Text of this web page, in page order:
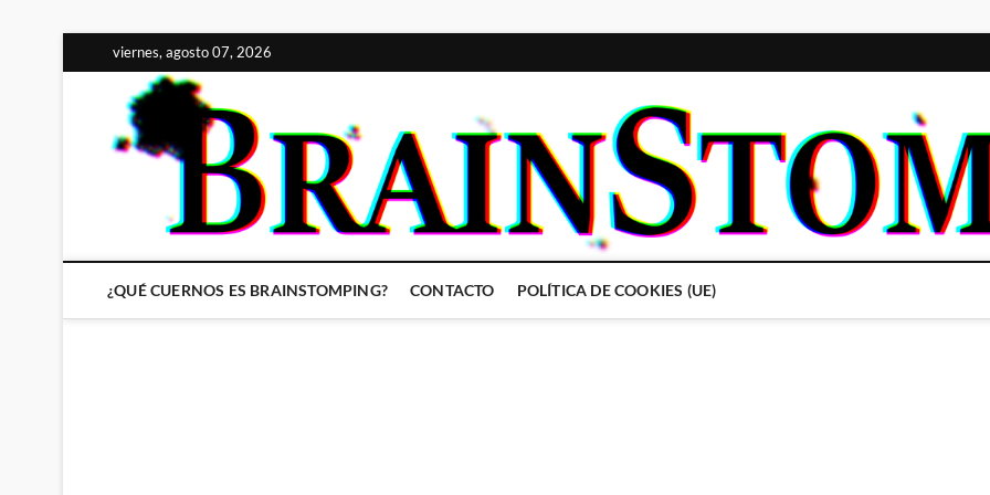
al
contenido
viernes, agosto 07, 2026
¿QUÉ CUERNOS ES BRAINSTOMPING? CONTACTO POLÍTICA DE COOKIES (UE)